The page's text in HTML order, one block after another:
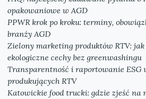
opakowaniowe w AGD
PPWR krok po kroku: terminy,
branży AGD
Zielony marketing produktów RTV:
ekologiczne cechy bez greenwashingu
Transparentność i raportowanie ESG
produkujących RTV
Katowickie food trucki: gdzie zjeść na